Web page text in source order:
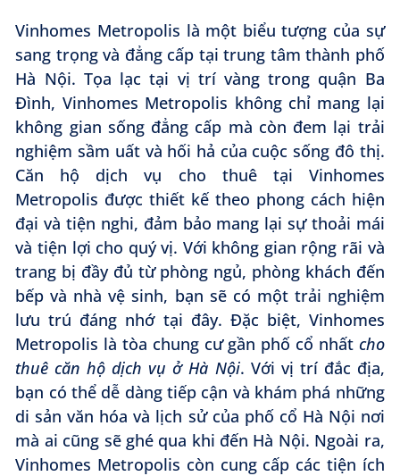
Vinhomes Metropolis là một biểu tượng của sự
sang trọng và đẳng cấp tại trung tâm thành phố
Hà Nội. Tọa lạc tại vị trí vàng trong quận Ba
Đình, Vinhomes Metropolis không chỉ mang lại
không gian sống đẳng cấp mà còn đem lại trải
nghiệm sầm uất và hối hả của cuộc sống đô thị.
Căn hộ dịch vụ cho thuê tại Vinhomes
Metropolis được thiết kế theo phong cách hiện
đại và tiện nghi, đảm bảo mang lại sự thoải mái
và tiện lợi cho quý vị. Với không gian rộng rãi và
trang bị đầy đủ từ phòng ngủ, phòng khách đến
bếp và nhà vệ sinh, bạn sẽ có một trải nghiệm
lưu trú đáng nhớ tại đây. Đặc biệt, Vinhomes
Metropolis là tòa chung cư gần phố cổ nhất cho
thuê căn hộ dịch vụ ở Hà Nội. Với vị trí đắc địa,
bạn có thể dễ dàng tiếp cận và khám phá những
di sản văn hóa và lịch sử của phố cổ Hà Nội nơi
mà ai cũng sẽ ghé qua khi đến Hà Nội. Ngoài ra,
Vinhomes Metropolis còn cung cấp các tiện ích